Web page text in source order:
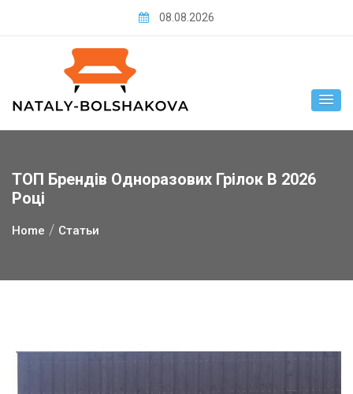
08.08.2026
ТОП Брендів Одноразових Грілок В 2026
Році
Home Статьи